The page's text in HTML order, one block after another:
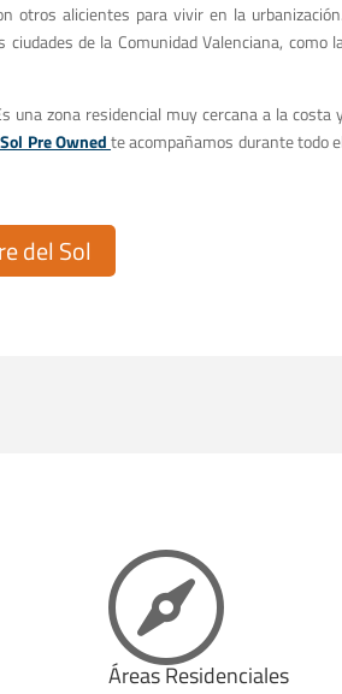
otros alicientes para vivir en la urbanización.
de la Comunidad Valenciana, como
una zona residencial muy cercana a la costa
Pre Ownedte acompañamos durante todo el
del Sol

Áreas Residenciales